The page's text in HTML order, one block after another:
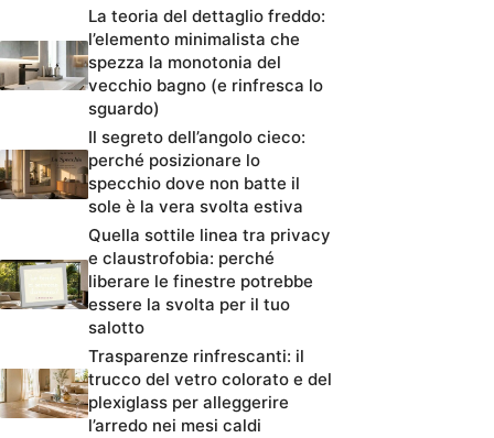
La teoria del dettaglio freddo:
l’elemento minimalista che
spezza la monotonia del
vecchio bagno (e rinfresca lo
sguardo)
Il segreto dell’angolo cieco:
perché posizionare lo
specchio dove non batte il
sole è la vera svolta estiva
Quella sottile linea tra privacy
e claustrofobia: perché
liberare le finestre potrebbe
essere la svolta per il tuo
salotto
Trasparenze rinfrescanti: il
trucco del vetro colorato e del
plexiglass per alleggerire
l’arredo nei mesi caldi